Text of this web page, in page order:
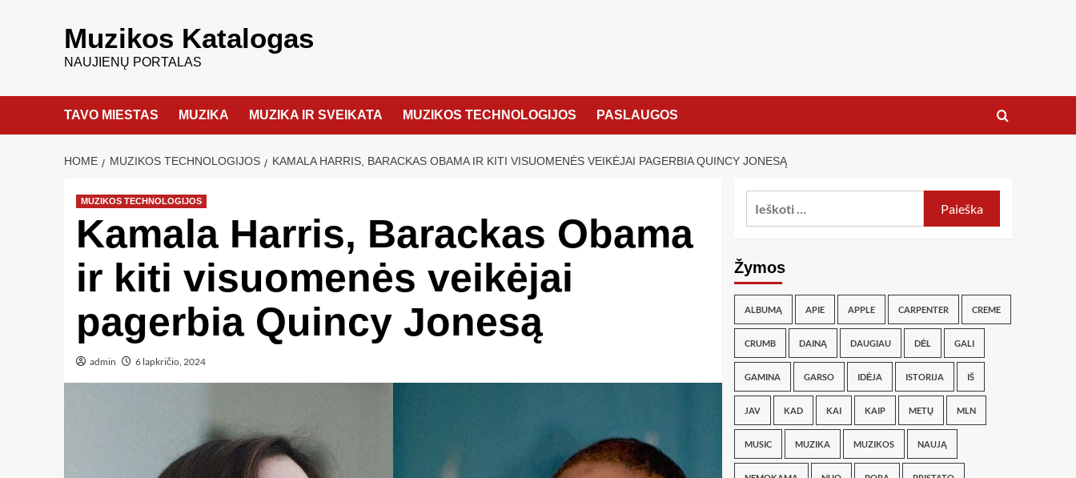
Muzikos Katalogas
NAUJIENŲ PORTALAS
TAVO MIESTAS MUZIKA MUZIKA IR SVEIKATA MUZIKOS TECHNOLOGIJOS PASLAUGOS
HOME MUZIKOS TECHNOLOGIJOS KAMALA HARRIS, BARACKAS OBAMA IR KITI VISUOMENĖS VEIKĖJAI PAGERBIA QUINCY JONESĄ
MUZIKOS TECHNOLOGIJOS
Kamala Harris, Barackas Obama
ir kiti visuomenės veikėjai
pagerbia Quincy Jonesą
admin 6 lapkričio, 2024
Žymos
ALBUMĄ APIE APPLE CARPENTER CREME
CRUMB DAINĄ DAUGIAU DĖL GALI
GAMINA GARSO IDĖJA ISTORIJA IŠ
JAV KAD KAI KAIP METŲ MLN
MUSIC MUZIKA MUZIKOS NAUJĄ